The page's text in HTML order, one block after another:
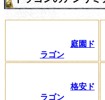
庭園ド
ラゴン
格安ド
ラゴン